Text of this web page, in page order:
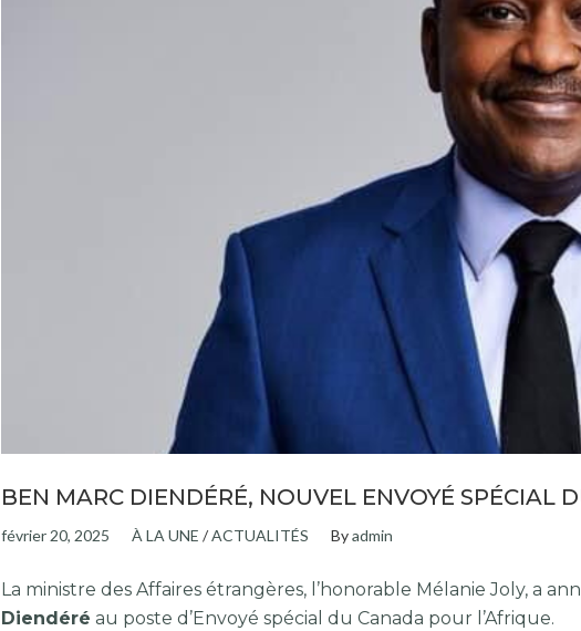
BEN MARC DIENDÉRÉ, NOUVEL ENVOYÉ SPÉCIAL
février 20, 2025 À LA UNE /ACTUALITÉS Byadmin
La ministre des Affaires étrangères, l’honorable Mélanie Joly, a
Diendéré au poste d’Envoyé spécial du Canada pour l’Afrique.